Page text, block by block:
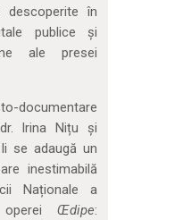
descoperite în
publice și
ale presei
documentare
Irina Nițu și
se adaugă un
inestimabilă
Naționale a
opereiŒdipe: